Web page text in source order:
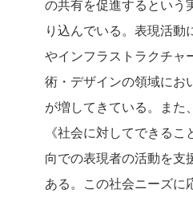
の共有を促進するという
り込んでいる。表現活動
やインフラストラクチャ
術・デザインの領域にお
が増してきている。また
《社会に対してできる
向での表現者の活動を支
ある。この社会ニーズに